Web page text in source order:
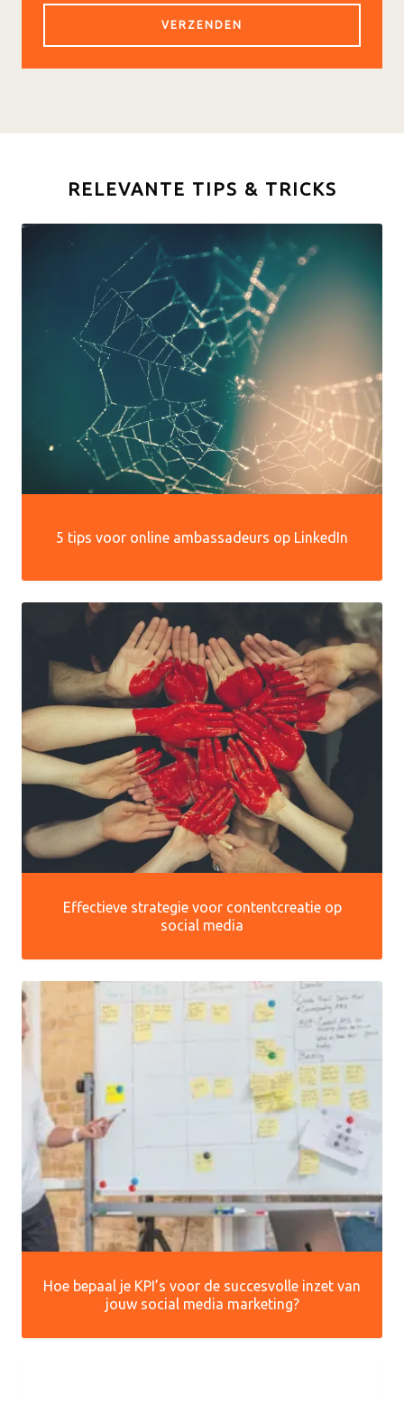
RELEVANTE TIPS & TRICKS
5 tips voor online ambassadeurs op LinkedIn
Effectieve strategie voor contentcreatie op
social media
Hoe bepaal je KPI’s voor de succesvolle inzet van
jouw social media marketing?